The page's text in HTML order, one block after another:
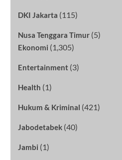
DKI Jakarta (115)
Nusa Tenggara Timur(5)
Ekonomi (1,305)
Entertainment(3)
Health (1)
Hukum & Kriminal (421)
Jabodetabek(40)
Jambi (1)